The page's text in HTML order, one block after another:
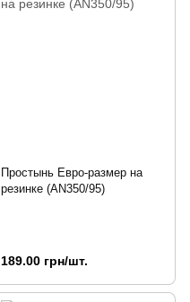
Простынь Евро-размер на
резинке (AN350/95)
189.00 грн/шт.